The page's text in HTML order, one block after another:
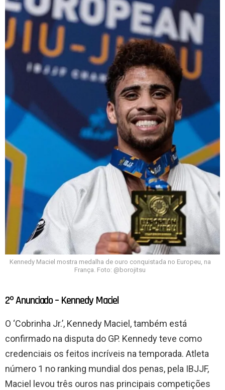
Kennedy Maciel mostra medalha de ouro conquistada no Europeu, na
França. Foto: @borojitsu
2º Anunciado – Kennedy Maciel
O ‘Cobrinha Jr.’, Kennedy Maciel, também está
confirmado na disputa do GP. Kennedy teve como
credenciais os feitos incríveis na temporada. Atleta
número 1 no ranking mundial dos penas, pela IBJJF,
Maciel levou três ouros nas principais competições